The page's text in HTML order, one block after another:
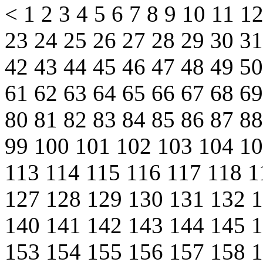
< 1 2 3 4 5 6 7 8 9 10 11
23 24 25 26 27 28 29 30
42 43 44 45 46 47 48 49
61 62 63 64 65 66 67 68
80 81 82 83 84 85 86 87
99 100 101 102 103 104
113 114 115 116 117 118
127 128 129 130 131 132
140 141 142 143 144 145
153 154 155 156 157 158